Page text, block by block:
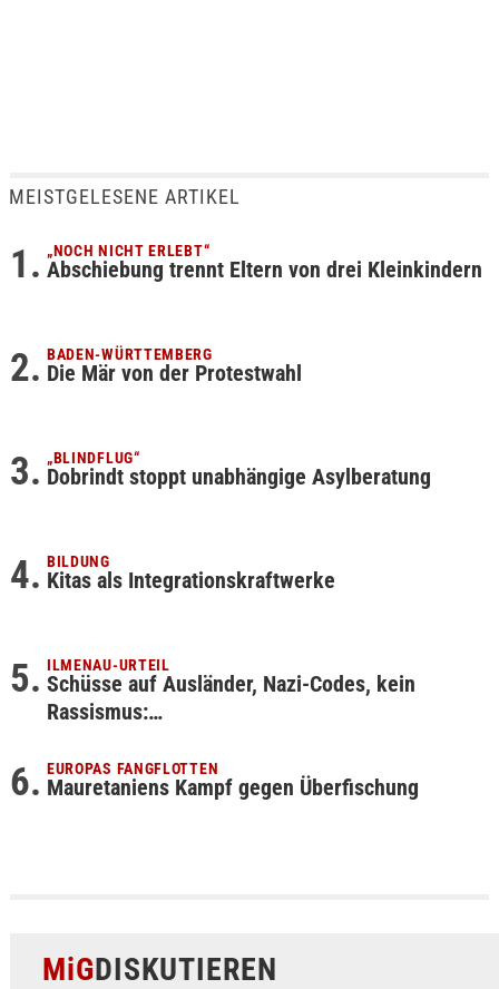
MEISTGELESENE ARTIKEL
„NOCH NICHT ERLEBT“
Abschiebung trennt Eltern von drei Kleinkindern
BADEN-WÜRTTEMBERG
Die Mär von der Protestwahl
„BLINDFLUG“
Dobrindt stoppt unabhängige Asylberatung
BILDUNG
Kitas als Integrationskraftwerke
ILMENAU-URTEIL
Schüsse auf Ausländer, Nazi-Codes, kein
Rassismus:…
EUROPAS FANGFLOTTEN
Mauretaniens Kampf gegen Überfischung
MiGDISKUTIEREN